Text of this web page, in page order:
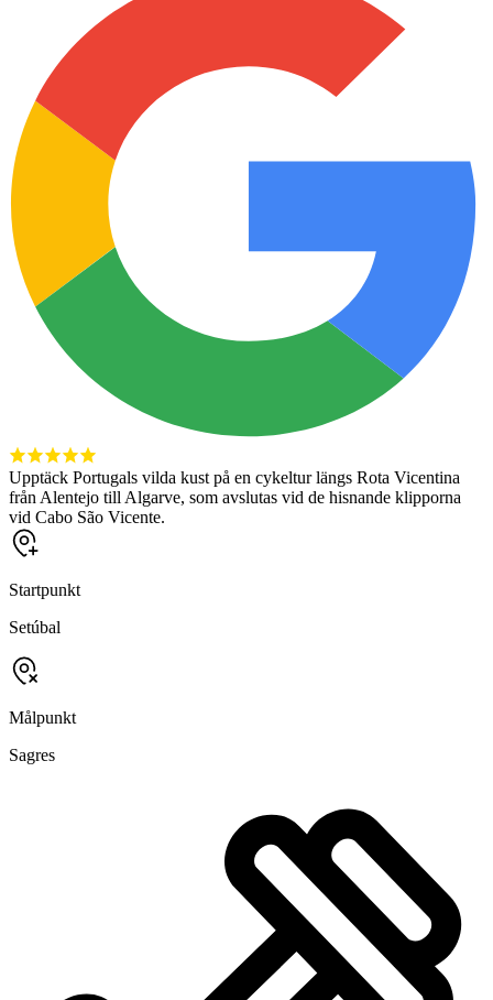
Upptäck Portugals vilda kust på en cykeltur längs Rota Vicentina
från Alentejo till Algarve, som avslutas vid de hisnande klipporna
vid Cabo São Vicente.
Startpunkt
Setúbal
Målpunkt
Sagres